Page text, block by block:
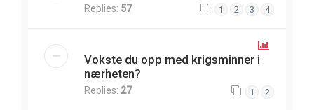
Replies: 57 1 2 3 4
Vokste du opp med krigsminner i
nærheten?
Replies: 27 1 2